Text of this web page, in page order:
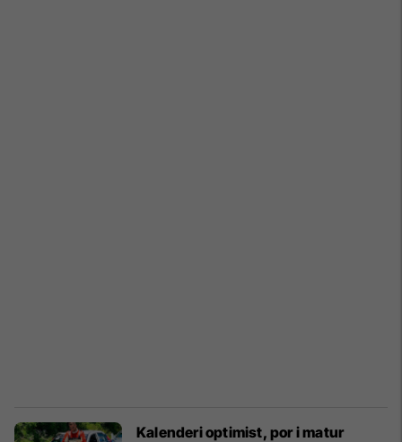
Kalenderi optimist, por i matur